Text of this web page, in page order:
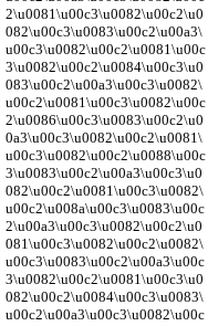
2\u0081\u00c3\u0082\u00c2\u0
082\u00c3\u0083\u00c2\u00a3\
u00c3\u0082\u00c2\u0081\u00c
3\u0082\u00c2\u0084\u00c3\u0
083\u00c2\u00a3\u00c3\u0082\
u00c2\u0081\u00c3\u0082\u00c
2\u0086\u00c3\u0083\u00c2\u0
0a3\u00c3\u0082\u00c2\u0081\
u00c3\u0082\u00c2\u0088\u00c
3\u0083\u00c2\u00a3\u00c3\u0
082\u00c2\u0081\u00c3\u0082\
u00c2\u008a\u00c3\u0083\u00c
2\u00a3\u00c3\u0082\u00c2\u0
081\u00c3\u0082\u00c2\u0082\
u00c3\u0083\u00c2\u00a3\u00c
3\u0082\u00c2\u0081\u00c3\u0
082\u00c2\u0084\u00c3\u0083\
u00c2\u00a3\u00c3\u0082\u00c